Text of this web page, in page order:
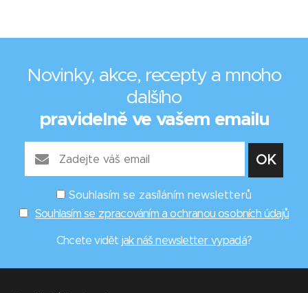
Novinky, akce, recepty a mnoho
dalšího
pravidelně ve vašem emailu
Souhlasím se zasíláním newsletterů
Souhlasím se zpracováním a ochranou osobních údajů
Chcete vidět jak náš newsletter vypadá?